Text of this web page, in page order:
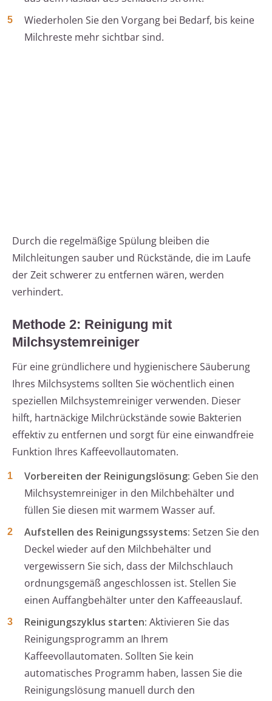
Wiederholen Sie den Vorgang bei Bedarf, bis keine
Milchreste mehr sichtbar sind.
Durch die regelmäßige Spülung bleiben die
Milchleitungen sauber und Rückstände, die im Laufe
der Zeit schwerer zu entfernen wären, werden
verhindert.
Methode 2: Reinigung mit
Milchsystemreiniger
Für eine gründlichere und hygienischere Säuberung
Ihres Milchsystems sollten Sie wöchentlich einen
speziellen Milchsystemreiniger verwenden. Dieser
hilft, hartnäckige Milchrückstände sowie Bakterien
effektiv zu entfernen und sorgt für eine einwandfreie
Funktion Ihres Kaffeevollautomaten.
Vorbereiten der Reinigungslösung: Geben Sie den
Milchsystemreiniger in den Milchbehälter und
füllen Sie diesen mit warmem Wasser auf.
Aufstellen des Reinigungssystems: Setzen Sie den
Deckel wieder auf den Milchbehälter und
vergewissern Sie sich, dass der Milchschlauch
ordnungsgemäß angeschlossen ist. Stellen Sie
einen Auffangbehälter unter den Kaffeeauslauf.
Reinigungszyklus starten: Aktivieren Sie das
Reinigungsprogramm an Ihrem
Kaffeevollautomaten. Sollten Sie kein
automatisches Programm haben, lassen Sie die
Reinigungslösung manuell durch den